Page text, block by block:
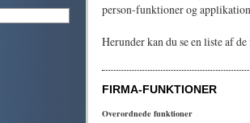
person-funktioner og
Herunder kan du se en liste af
FIRMA-FUNKTIONER
Overordnede funktioner